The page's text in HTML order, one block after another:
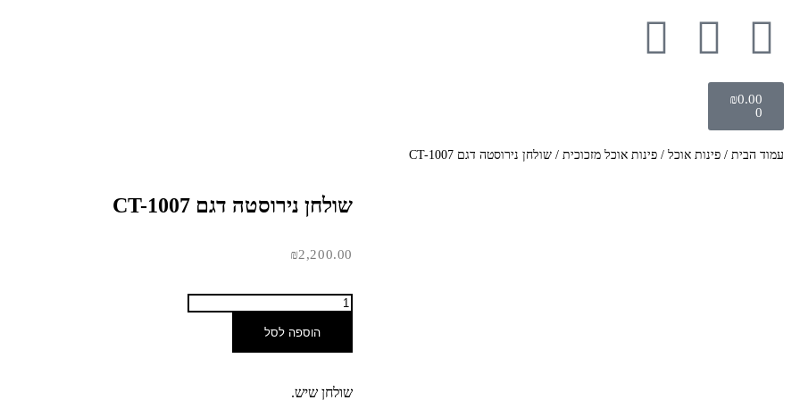
₪0.00
0
עמוד הבית / פינות אוכל / פינות אוכל מזכוכית / שולחן נירוסטה דגם CT-1007
שולחן נירוסטה דגם CT-1007
₪2,200.00
הוספה לסל
שולחן שיש.